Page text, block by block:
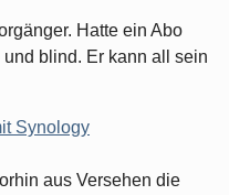
Hatte ein Abo
blind. Er kann all sein
Synology
aus Versehen die